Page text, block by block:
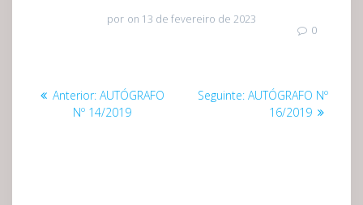
por on 13 de fevereiro de 2023
0
Navegação
Anterior: Post
anterior:
AUTÓGRAFO
Nº 14/2019
Seguinte: Post
seguinte:
AUTÓGRAFO Nº
16/2019